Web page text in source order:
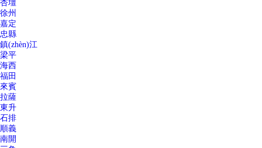
杏壇
徐州
嘉定
忠縣
鎮(zhèn)江
梁平
海西
福田
來賓
拉薩
東升
石排
順義
南開